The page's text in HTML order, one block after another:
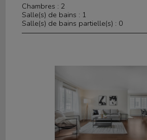
Chambres : 2
Salle(s) de bains : 1
Salle(s) de bains partielle(s) : 0